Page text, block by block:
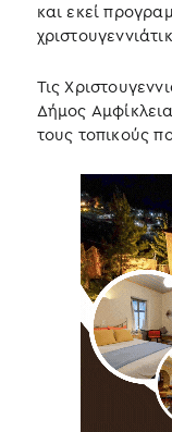
και εκεί
Τις
Δήμος
τους τοπικούς